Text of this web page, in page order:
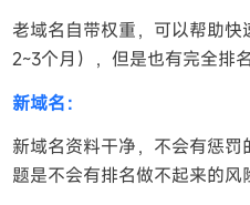
老域名自带权重，可以帮助
2~3个月），但是也有完全排
新域名：
新域名资料干净，不会有惩
题是不会有排名做不起来的风